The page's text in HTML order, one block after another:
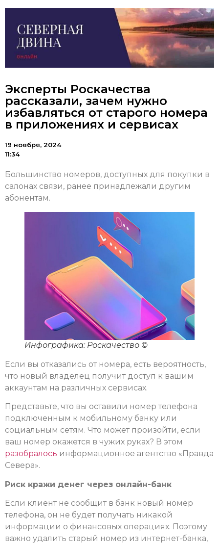
Эксперты Роскачества
рассказали, зачем нужно
избавляться от старого номера
в приложениях и сервисах
19 ноября, 2024
11:34
Большинство номеров, доступных для покупки в
салонах связи, ранее принадлежали другим
абонентам.
Инфографика: Роскачество ©
Если вы отказались от номера, есть вероятность,
что новый владелец получит доступ к вашим
аккаунтам на различных сервисах.
Представьте, что вы оставили номер телефона
подключенным к мобильному банку или
социальным сетям. Что может произойти, если
ваш номер окажется в чужих руках? В этом
разобралось информационное агентство «Правда
Севера».
Риск кражи денег через онлайн-банк
Если клиент не сообщит в банк новый номер
телефона, он не будет получать никакой
информации о финансовых операциях. Поэтому
важно удалить старый номер из интернет-банка,